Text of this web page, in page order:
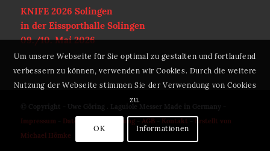
KNIFE 2026 Solingen
in der Eissporthalle Solingen
09./10. Mai 2026
© Copyright - Uwe Göring . Laguiole Messer Made in Germany -
Impressum- Datenschutzerklärung- AGB- Kontakt
Erstellt von
Michael Hömke
Um unsere Webseite für Sie optimal zu gestalten und fortlaufend
verbessern zu können, verwenden wir Cookies. Durch die weitere
Nutzung der Webseite stimmen Sie der Verwendung von Cookies
zu.
OK Informationen